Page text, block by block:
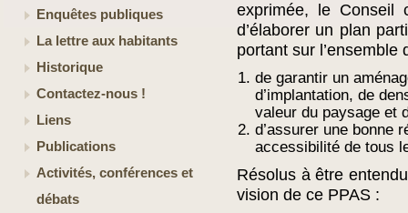
Enquêtes publiques
La lettre aux habitants
Historique
Contactez-nous !
Liens
Publications
Activités, conférences et
débats
exprimée, le Conseil
d’élaborer un plan
portant sur
de garantir un
d’implantation, de
valeur du paysage et
d’assurer une bonne
accessibilité de tous
Résolus à être
vision de ce PPAS :